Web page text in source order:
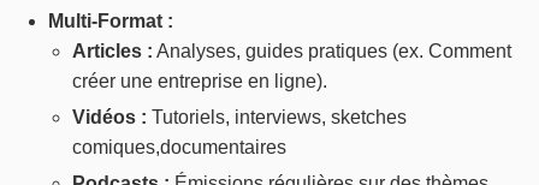
Multi-Format :
Articles : Analyses, guides pratiques (ex. Comment
créer une entreprise en ligne).
Vidéos : Tutoriels, interviews, sketches
comiques,documentaires